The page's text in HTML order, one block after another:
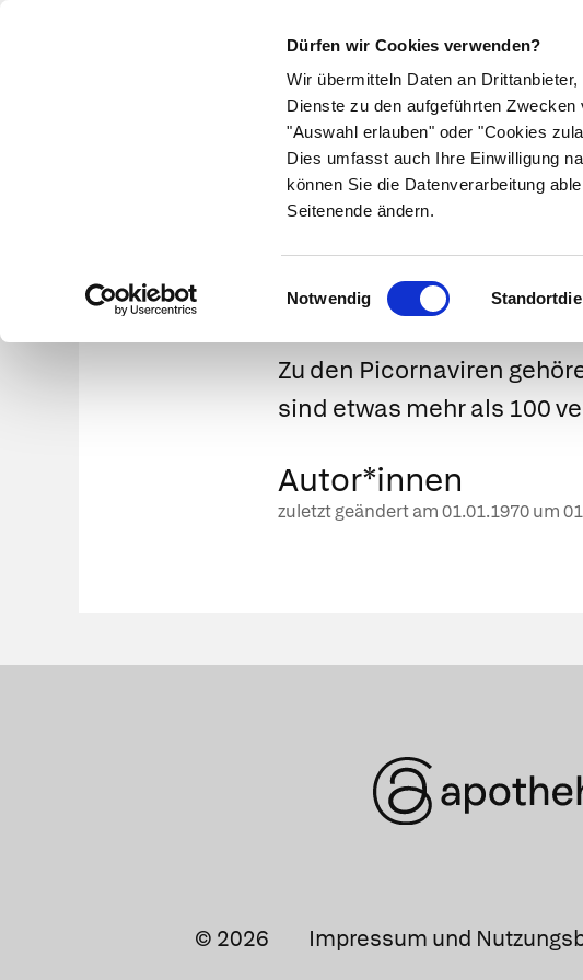
Dürfen wir Cookies verwenden?
Wir übermitteln Daten an
Dienste zu den aufgeführten
"Auswahl erlauben" oder "Cookies
Dies umfasst auch Ihre Einwilligung
können Sie die Datenverarbeitung
Seitenende ändern.
Einwilligungsauswahl
Notwendig
Symptome Therapie Medikamente
Zu den Picornaviren
sind etwas mehr als 100
Autor*innen
zuletzt geändert am01.01.1970um
© 2026 Impressum und